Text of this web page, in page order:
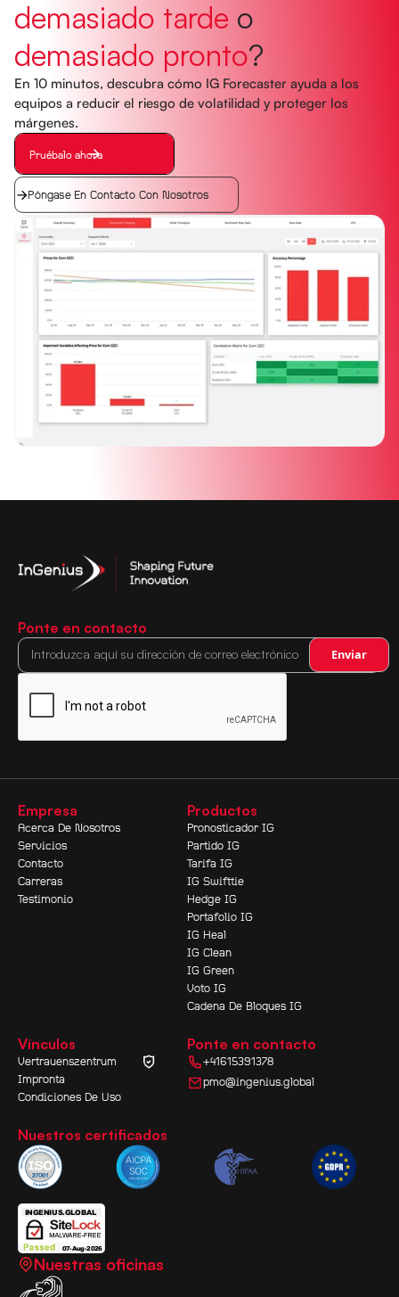
demasiado tarde o
demasiado pronto?
En 10 minutos, descubra cómo IG Forecaster ayuda a los
equipos a reducir el riesgo de volatilidad y proteger los
márgenes.
Pruébalo ahora
Póngase En Contacto Con Nosotros
Ponte en contacto
Empresa
Acerca De Nosotros
Servicios
Contacto
Carreras
Testimonio
Productos
Pronosticador IG
Partido IG
Tarifa IG
IG Swifttie
Hedge IG
Portafolio IG
IG Heal
IG Clean
IG Green
Voto IG
Cadena De Bloques IG
Vínculos
Vertrauenszentrum
Impronta
Condiciones De Uso
Ponte en contacto
+41615391378
pmo@ingenius.global
Nuestros certificados
Nuestras oficinas